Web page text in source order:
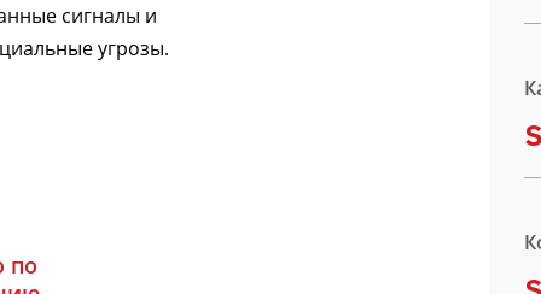
сигналы и
угрозы.
по